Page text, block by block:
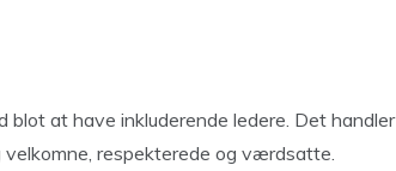
blot at have inkluderende ledere. Det handler
velkomne, respekterede og værdsatte.